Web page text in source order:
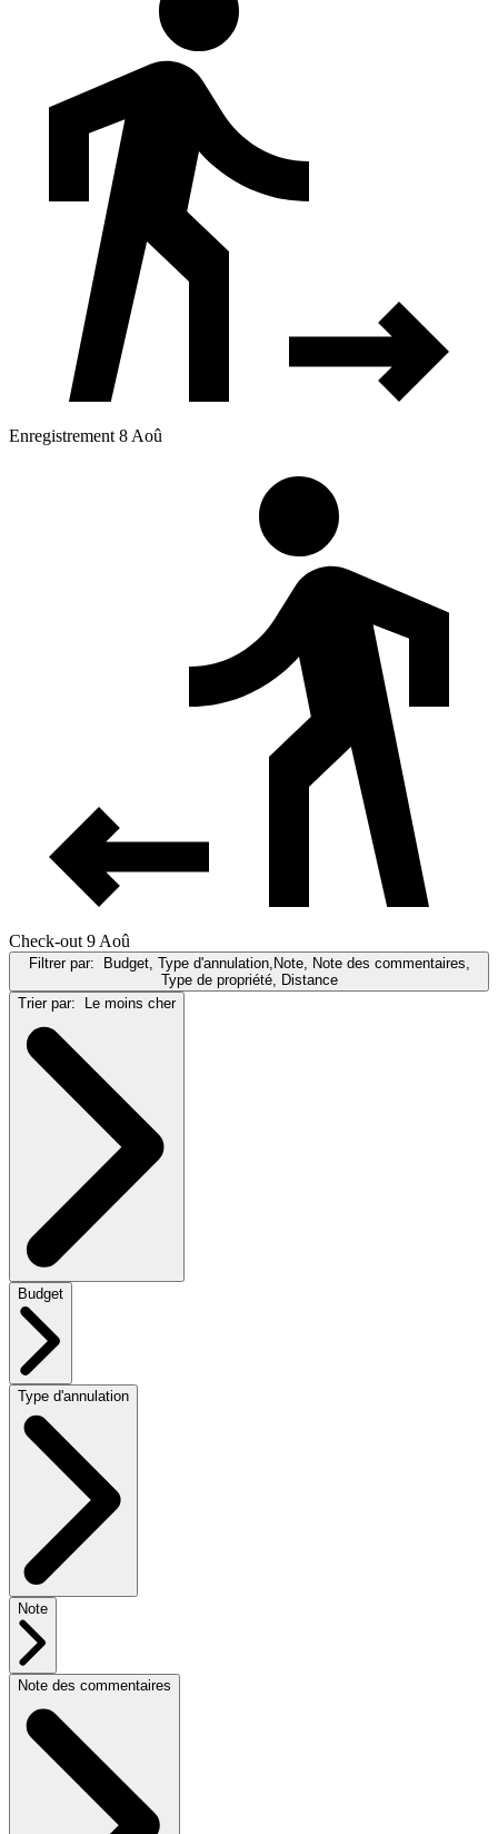
Enregistrement 8 Aoû
Check-out 9 Aoû
Filtrer par:
Budget, Type d'annulation,Note, Note des commentaires,
Type de propriété, Distance
Trier par:
Le moins cher
Budget
Type d'annulation
Note
Note des commentaires